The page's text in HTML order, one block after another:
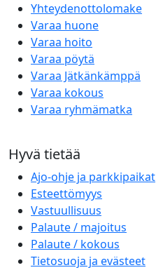
Yhteydenottolomake
Varaa huone
Varaa hoito
Varaa pöytä
Varaa Jätkänkämppä
Varaa kokous
Varaa ryhmämatka
Hyvä tietää
Ajo-ohje ja parkkipaikat
Esteettömyys
Vastuullisuus
Palaute / majoitus
Palaute / kokous
Tietosuoja ja evästeet